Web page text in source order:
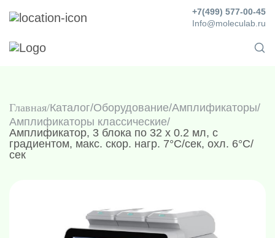
Info@moleculab.ru
+7(499) 577-00-45
Главная Каталог/Оборудование/Амплификаторы/
Амплификаторы классические/
Амплификатор, 3 блока по 32 х 0.2 мл, с
градиентом, макс. скор. нагр. 7°C/сек, охл. 6°C/
сек